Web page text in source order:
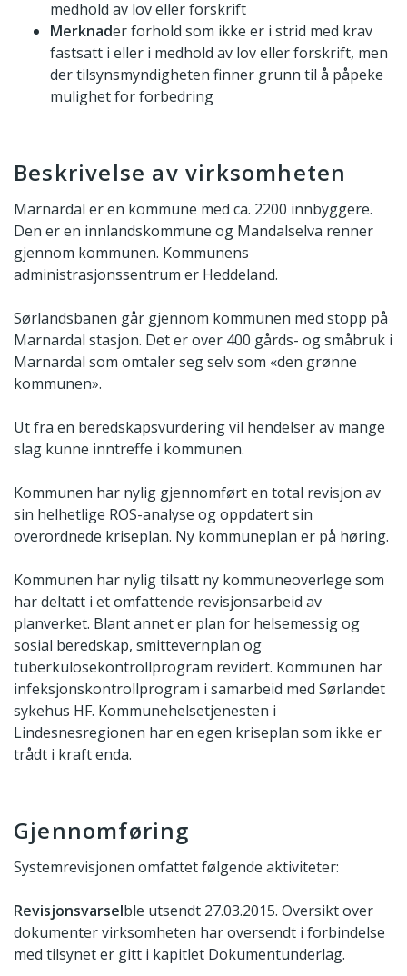
medhold av lov eller forskrift
Merknader forhold som ikke er i strid med krav
fastsatt i eller i medhold av lov eller forskrift, men
der tilsynsmyndigheten finner grunn til å påpeke
mulighet for forbedring
Beskrivelse av virksomheten
Marnardal er en kommune med ca. 2200 innbyggere.
Den er en innlandskommune og Mandalselva renner
gjennom kommunen. Kommunens
administrasjonssentrum er Heddeland.
Sørlandsbanen går gjennom kommunen med stopp på
Marnardal stasjon. Det er over 400 gårds- og småbruk i
Marnardal som omtaler seg selv som «den grønne
kommunen».
Ut fra en beredskapsvurdering vil hendelser av mange
slag kunne inntreffe i kommunen.
Kommunen har nylig gjennomført en total revisjon av
sin helhetlige ROS-analyse og oppdatert sin
overordnede kriseplan. Ny kommuneplan er på høring.
Kommunen har nylig tilsatt ny kommuneoverlege som
har deltatt i et omfattende revisjonsarbeid av
planverket. Blant annet er plan for helsemessig og
sosial beredskap, smittevernplan og
tuberkulosekontrollprogram revidert. Kommunen har
infeksjonskontrollprogram i samarbeid med Sørlandet
sykehus HF. Kommunehelsetjenesten i
Lindesnesregionen har en egen kriseplan som ikke er
trådt i kraft enda.
Gjennomføring
Systemrevisjonen omfattet følgende aktiviteter:
Revisjonsvarselble utsendt 27.03.2015. Oversikt over
dokumenter virksomheten har oversendt i forbindelse
med tilsynet er gitt i kapitlet Dokumentunderlag.